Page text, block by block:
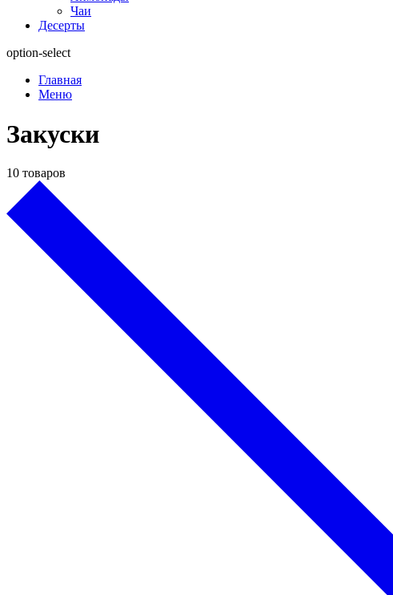
Чаи
Десерты
option-select
Главная
Меню
Закуски
10 товаров